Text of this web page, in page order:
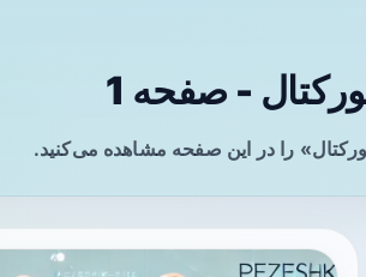
- صفحه 1
را در این صفحه مشاهده می‌کنید.